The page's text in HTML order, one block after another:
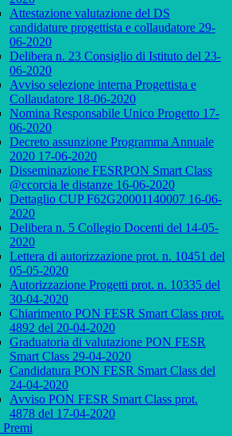
Attestazione valutazione del DS
candidature progettista e collaudatore 29-
06-2020
Delibera n. 23 Consiglio di Istituto del 23-
06-2020
Avviso selezione interna Progettista e
Collaudatore 18-06-2020
Nomina Responsabile Unico Progetto 17-
06-2020
Decreto assunzione Programma Annuale
2020 17-06-2020
Disseminazione FESRPON Smart Class
@ccorcia le distanze 16-06-2020
Dettaglio CUP F62G20001140007 16-06-
2020
Delibera n. 5 Collegio Docenti del 14-05-
2020
Lettera di autorizzazione prot. n. 10451 del
05-05-2020
Autorizzazione Progetti prot. n. 10335 del
30-04-2020
Chiarimento PON FESR Smart Class prot.
4892 del 20-04-2020
Graduatoria di valutazione PON FESR
Smart Class 29-04-2020
Candidatura PON FESR Smart Class del
24-04-2020
Avviso PON FESR Smart Class prot.
4878 del 17-04-2020